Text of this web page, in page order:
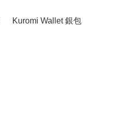
Kuromi Wallet 銀包